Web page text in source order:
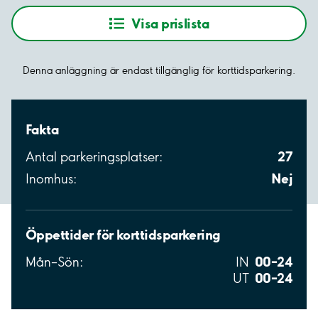
Visa prislista
Denna anläggning är endast tillgänglig för korttidsparkering.
Fakta
Antal parkeringsplatser: 27
Inomhus: Nej
Öppettider för korttidsparkering
Mån–Sön: IN 00–24
UT 00–24